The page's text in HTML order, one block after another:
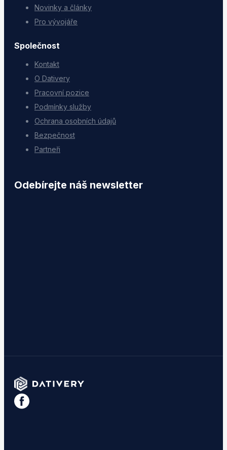
Novinky a články
Pro vývojáře
Společnost
Kontakt
O Dativery
Pracovní pozice
Podmínky služby
Ochrana osobních údajů
Bezpečnost
Partneři
Odebírejte náš newsletter